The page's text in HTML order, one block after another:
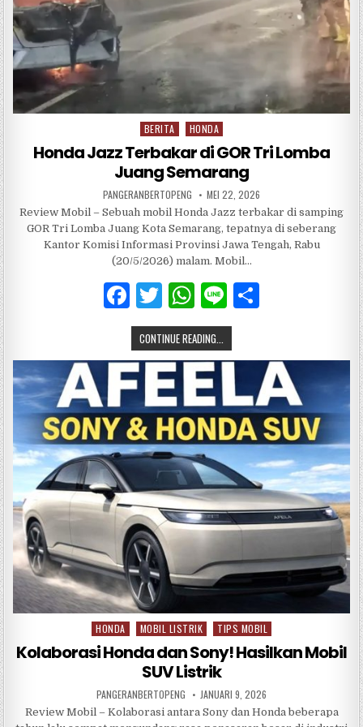
Posted
BERITA HONDA
Honda Jazz Terbakar di GOR Tri Lomba
Juang Semarang
PANGERANBERTOPENG MEI 22, 2026
Review Mobil – Sebuah mobil Honda Jazz terbakar di samping
GOR Tri Lomba Juang Kota Semarang, tepatnya di seberang
Kantor Komisi Informasi Provinsi Jawa Tengah, Rabu
(20/5/2026) malam. Mobil…
F
a
c
e
b
o
o
T
w
it
te
r
W
h
at
s
A
p
p
Li
n
e
CONTINUE READING...
Posted
in
HONDA MOBIL LISTRIK TIPS MOBIL
Kolaborasi Honda dan Sony! Hasilkan Mobil
SUV Listrik
PANGERANBERTOPENG JANUARI 9, 2026
Review Mobil – Kolaborasi antara Sony dan Honda beberapa